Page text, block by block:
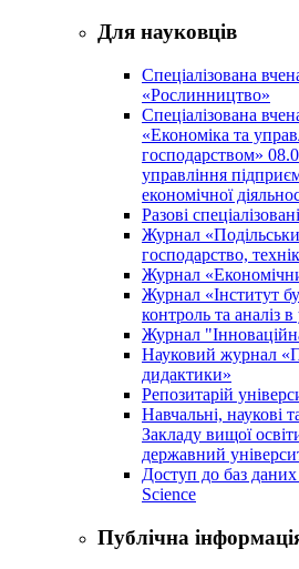
Для науковців
Спеціалізована
«Рослинництво»
Спеціалізована
«Економіка та
господарством»
управління
економічної
Разові
Журнал
господарство,
Журнал
Журнал «Інститут
контроль та аналіз в
Журнал
Науковий журнал
дидактики»
Репозитарій
Навчальні, наукові
Закладу вищої
державний
Доступ до баз
Science
Публічна